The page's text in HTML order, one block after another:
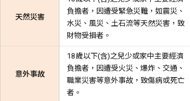
天然災害
負擔者，因遭受緊急災難，如震災、
水災、風災、土石流等天然災害，致
財物受損者。
意外事故
18歲以下(含)之兒少或家中主要經濟
負擔者，因遭受火災、爆炸、交通、
職業災害等意外事故，致傷病或死亡
者。